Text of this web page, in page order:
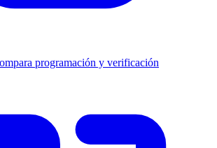
programación y verificación